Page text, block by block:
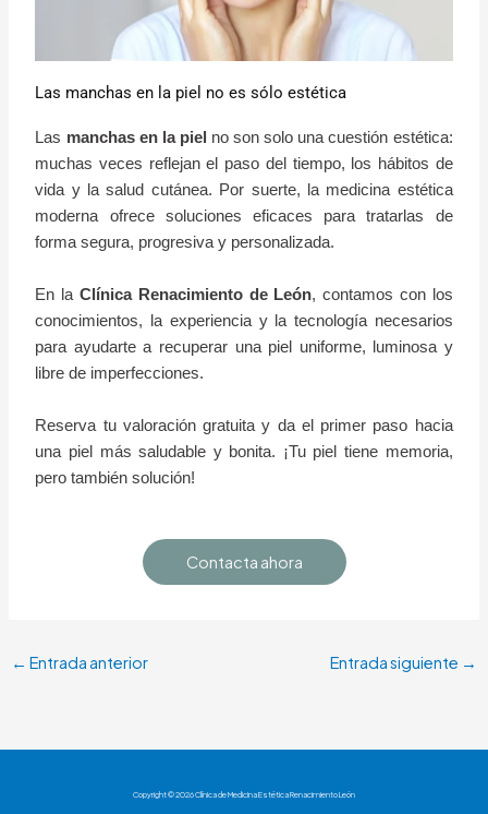
Las manchas en la piel no es sólo estética
Las manchas en la piel no son solo una cuestión estética:
muchas veces reflejan el paso del tiempo, los hábitos de
vida y la salud cutánea. Por suerte, la medicina estética
moderna ofrece soluciones eficaces para tratarlas de
forma segura, progresiva y personalizada.
En la Clínica Renacimiento de León, contamos con los
conocimientos, la experiencia y la tecnología necesarios
para ayudarte a recuperar una piel uniforme, luminosa y
libre de imperfecciones.
Reserva tu valoración gratuita y da el primer paso hacia
una piel más saludable y bonita. ¡Tu piel tiene memoria,
pero también solución!
Contacta ahora
← Entrada anterior Entrada siguiente →
Copyright © 2026 Clínica de Medicina Estética Renacimiento León